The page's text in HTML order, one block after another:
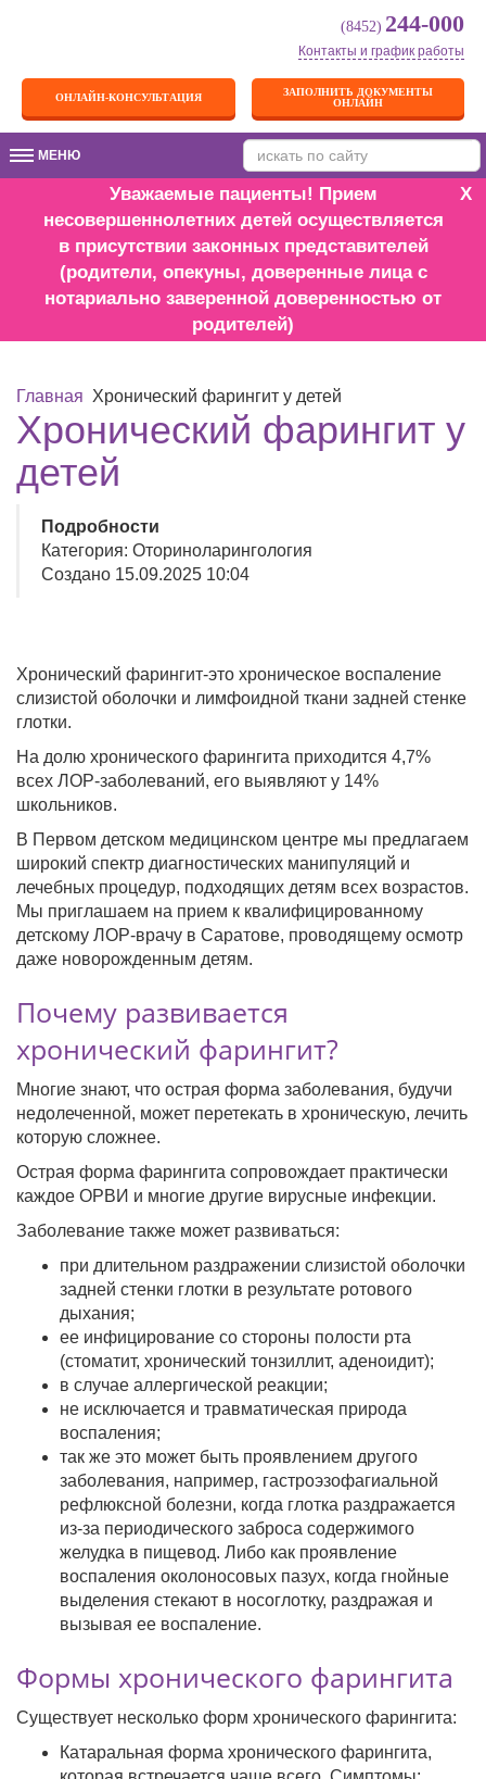
(8452) 244-000
Контакты и график работы
ОНЛАЙН-КОНСУЛЬТАЦИЯ
ЗАПОЛНИТЬ ДОКУМЕНТЫ
ОНЛАЙН
МЕНЮМЕНЮ
X
Уважаемые пациенты! Прием
несовершеннолетних детей осуществляется
в присутствии законных представителей
(родители, опекуны, доверенные лица с
нотариально заверенной доверенностью от
родителей)
Главная Хронический фарингит у детей
Хронический фарингит у
детей
Подробности
Категория: Оториноларингология
Создано 15.09.2025 10:04
Хронический фарингит-это хроническое воспаление
слизистой оболочки и лимфоидной ткани задней стенке
глотки.
На долю хронического фарингита приходится 4,7%
всех ЛОР-заболеваний, его выявляют у 14%
школьников.
В Первом детском медицинском центре мы предлагаем
широкий спектр диагностических манипуляций и
лечебных процедур, подходящих детям всех возрастов.
Мы приглашаем на прием к квалифицированному
детскому ЛОР-врачу в Саратове, проводящему осмотр
даже новорожденным детям.
Почему развивается
хронический фарингит?
Многие знают, что острая форма заболевания, будучи
недолеченной, может перетекать в хроническую, лечить
которую сложнее.
Острая форма фарингита сопровождает практически
каждое ОРВИ и многие другие вирусные инфекции.
Заболевание также может развиваться:
при длительном раздражении слизистой оболочки
задней стенки глотки в результате ротового
дыхания;
ее инфицирование со стороны полости рта
(стоматит, хронический тонзиллит, аденоидит);
в случае аллергической реакции;
не исключается и травматическая природа
воспаления;
так же это может быть проявлением другого
заболевания, например, гастроэзофагиальной
рефлюксной болезни, когда глотка раздражается
из-за периодического заброса содержимого
желудка в пищевод. Либо как проявление
воспаления околоносовых пазух, когда гнойные
выделения стекают в носоглотку, раздражая и
вызывая ее воспаление.
Формы хронического фарингита
Существует несколько форм хронического фарингита:
Катаральная форма хронического фарингита,